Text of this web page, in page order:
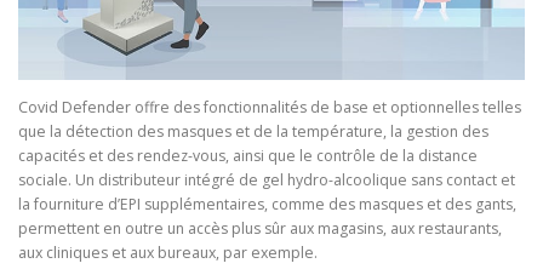
Covid Defender offre des fonctionnalités de base et optionnelles telles
que la détection des masques et de la température, la gestion des
capacités et des rendez-vous, ainsi que le contrôle de la distance
sociale. Un distributeur intégré de gel hydro-alcoolique sans contact et
la fourniture d’EPI supplémentaires, comme des masques et des gants,
permettent en outre un accès plus sûr aux magasins, aux restaurants,
aux cliniques et aux bureaux, par exemple.